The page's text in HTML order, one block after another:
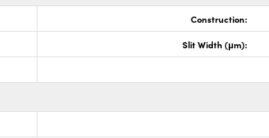
Construction:
Slit Width (μm):